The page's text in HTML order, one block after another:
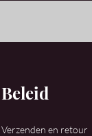
Beleid
Verzenden en retour